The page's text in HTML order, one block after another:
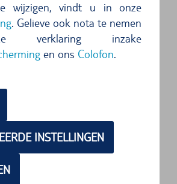
wijzigen, vindt u in onze
. Gelieve ook nota te nemen
verklaring inzake
en ons Colofon.
INSTELLINGEN
Dan vind je de
direct na aankomst op de
In sommige gevallen kun
naar Sicilië of Sardinië
deze Italiaanse eilanden in de
kun je je huurauto ophalen.
in sommige plaatsen ook
van onze autoverhuurders.